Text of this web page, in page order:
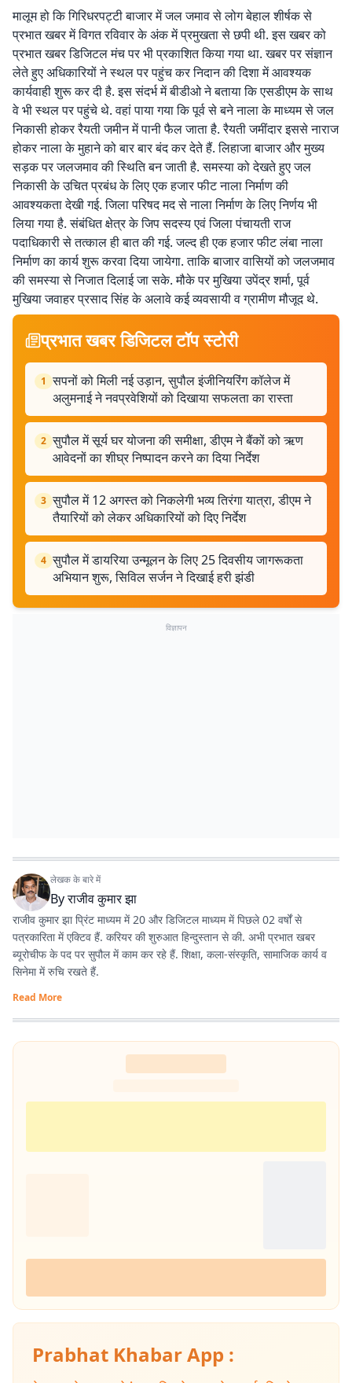
मालूम हो कि गिरिधरपट्टी बाजार में जल जमाव से लोग बेहाल शीर्षक से
प्रभात खबर में विगत रविवार के अंक में प्रमुखता से छपी थी. इस खबर को
प्रभात खबर डिजिटल मंच पर भी प्रकाशित किया गया था. खबर पर संज्ञान
लेते हुए अधिकारियों ने स्थल पर पहुंच कर निदान की दिशा में आवश्यक
कार्यवाही शुरू कर दी है. इस संदर्भ में बीडीओ ने बताया कि एसडीएम के साथ
वे भी स्थल पर पहुंचे थे. वहां पाया गया कि पूर्व से बने नाला के माध्यम से जल
निकासी होकर रैयती जमीन में पानी फैल जाता है. रैयती जमींदार इससे नाराज
होकर नाला के मुहाने को बार बार बंद कर देते हैं. लिहाजा बाजार और मुख्य
सड़क पर जलजमाव की स्थिति बन जाती है. समस्या को देखते हुए जल
निकासी के उचित प्रबंध के लिए एक हजार फीट नाला निर्माण की
आवश्यकता देखी गई. जिला परिषद मद से नाला निर्माण के लिए निर्णय भी
लिया गया है. संबंधित क्षेत्र के जिप सदस्य एवं जिला पंचायती राज
पदाधिकारी से तत्काल ही बात की गई. जल्द ही एक हजार फीट लंबा नाला
निर्माण का कार्य शुरू करवा दिया जायेगा. ताकि बाजार वासियों को जलजमाव
की समस्या से निजात दिलाई जा सके. मौके पर मुखिया उपेंद्र शर्मा, पूर्व
मुखिया जवाहर प्रसाद सिंह के अलावे कई व्यवसायी व ग्रामीण मौजूद थे.
प्रभात खबर डिजिटल टॉप स्टोरी
1 सपनों को मिली नई उड़ान, सुपौल इंजीनियरिंग कॉलेज में
अलुमनाई ने नवप्रवेशियों को दिखाया सफलता का रास्ता
2 सुपौल में सूर्य घर योजना की समीक्षा, डीएम ने बैंकों को ऋण
आवेदनों का शीघ्र निष्पादन करने का दिया निर्देश
3 सुपौल में 12 अगस्त को निकलेगी भव्य तिरंगा यात्रा, डीएम ने
तैयारियों को लेकर अधिकारियों को दिए निर्देश
4 सुपौल में डायरिया उन्मूलन के लिए 25 दिवसीय जागरूकता
अभियान शुरू, सिविल सर्जन ने दिखाई हरी झंडी
विज्ञापन
लेखक के बारे में
Byराजीव कुमार झा
राजीव कुमार झा प्रिंट माध्यम में 20 और डिजिटल माध्यम में पिछले 02 वर्षों से
पत्रकारिता में एक्टिव हैं. करियर की शुरुआत हिन्दुस्तान से की. अभी प्रभात खबर
ब्यूरोचीफ के पद पर सुपौल में काम कर रहे हैं. शिक्षा, कला-संस्कृति, सामाजिक कार्य व
सिनेमा में रुचि रखते हैं.
Read More
Prabhat Khabar App :